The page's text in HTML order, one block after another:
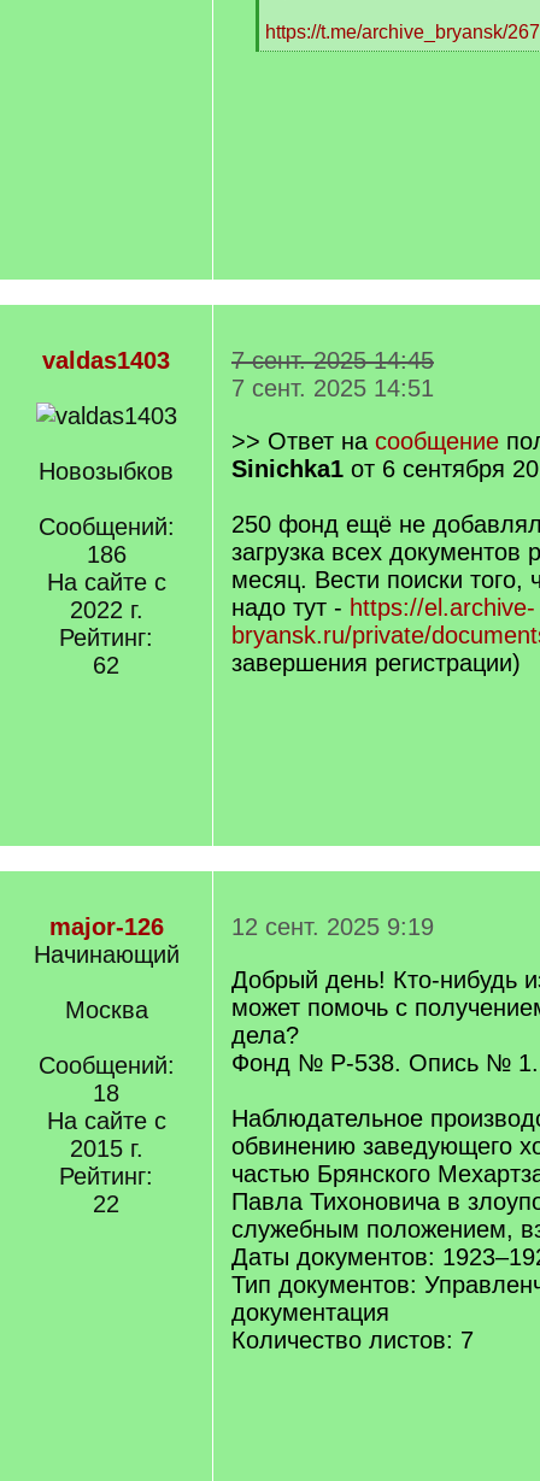
https://t.me/archive_bryansk/
[
valdas1403
Новозыбков
Сообщений:
186
На сайте с
2022 г.
Рейтинг:
62
7 сент. 2025 14:45
7 сент. 2025 14:51
>> Ответ на сообщение
Sinichka1 от 6 сентября
250 фонд ещё не
загрузка всех документов
месяц. Вести поиски того,
надо тут - https://el.archive-
bryansk.ru/private/
завершения регистрации)
major-126
Начинающий
Москва
Сообщений:
18
На сайте с
2015 г.
Рейтинг:
22
12 сент. 2025 9:19
Добрый день! Кто-нибудь
может помочь с
дела?
Фонд № Р-538. Опись №
Наблюдательное
обвинению заведующего
частью Брянского
Павла Тихоновича в
служебным положением,
Даты документов:
Тип документов:
документация
Количество листов: 7